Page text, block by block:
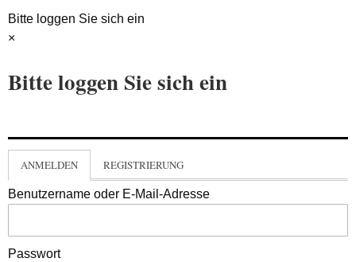
Bitte loggen Sie sich ein
×
Bitte loggen Sie sich ein
ANMELDEN REGISTRIERUNG
Benutzername oder E-Mail-Adresse
Passwort